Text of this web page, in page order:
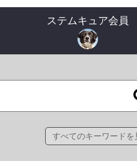
ステムキュア会員
すべてのキーワードを